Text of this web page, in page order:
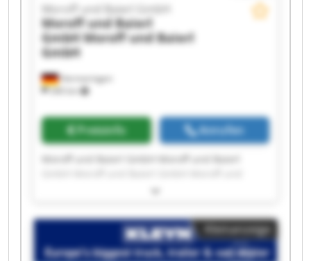
Hermaringen
340 km
Moroff und Baierl GmbH
Moroff und Baierl
GmbHMoroff und Baierl
GmbH
Preisinfo Anrufen
Moroff und Baierl GmbH Moroff und Baierl
Baierl GmbH Moroff und Baierl GmbH Moroff
Moroff und Baierl GmbH Moroff und Baierl
GmbH Moroff und Baierl GmbH Moroff und
Baierl GmbH Moroff und Baierl GmbH Moroff
Kleinanzeige